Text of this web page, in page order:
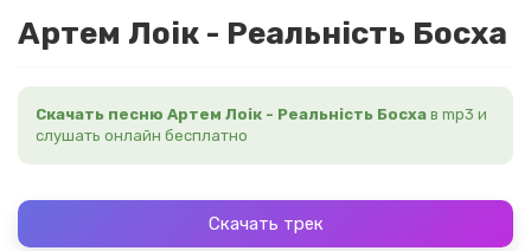
Артем Лоік - Реальність Босха
Скачать песню Артем Лоік - Реальність Босха в mp3 и
слушать онлайн бесплатно
Скачать трек